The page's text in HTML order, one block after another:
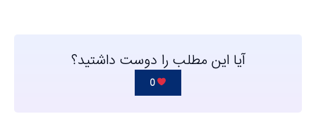
آیا این مطلب را دوست داشتید؟
0